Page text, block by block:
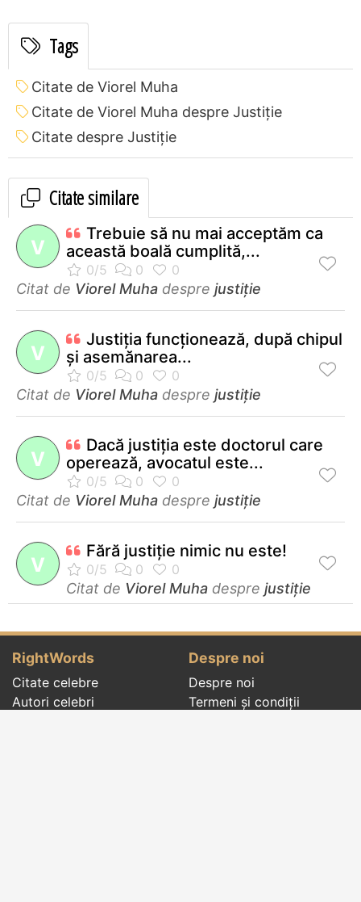
Tags
Citate de Viorel Muha
Citate de Viorel Muha despre Justiție
Citate despre Justiție
Citate similare
V
Trebuie să nu mai acceptăm ca
această boală cumplită,...
Citat de Viorel Muha despre justiție
V
Justiţia funcţionează, după chipul
şi asemănarea...
Citat de Viorel Muha despre justiție
V
Dacă justiţia este doctorul care
operează, avocatul este...
Citat de Viorel Muha despre justiție
V
Fără justiţie nimic nu este!
Citat de Viorel Muha despre justiție
RightWords
Citate celebre
Autori celebri
Despre noi
Despre noi
Termeni și condiții